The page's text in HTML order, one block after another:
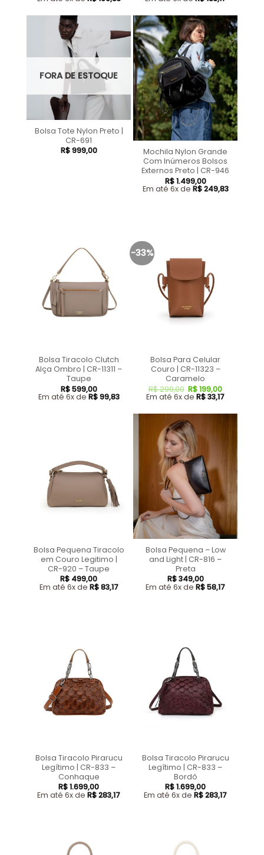
FORA DE ESTOQUE
Bolsa Tote Nylon Preto |
CR-691
R$999,00
Mochila Nylon Grande
Com Inúmeros Bolsos
Externos Preto | CR-946
R$1.499,00
Em até 6x de R$249,83
Bolsa Tiracolo Clutch
Alça Ombro | CR-11311 –
Taupe
R$599,00
Em até 6x de R$99,83
-33%
Bolsa Para Celular
Couro | CR-11323 –
Caramelo
R$299,00 R$199,00
Em até 6x de R$33,17
Bolsa Pequena Tiracolo
em Couro Legitimo |
CR-920 – Taupe
R$ 499,00
Em até 6x de R$83,17
Bolsa Pequena – Low
and Light | CR-816 –
Preta
R$349,00
Em até 6x de R$58,17
Bolsa Tiracolo Pirarucu
Legítimo | CR-833 –
Conhaque
R$1.699,00
Em até 6x de R$283,17
Bolsa Tiracolo Pirarucu
Legítimo | CR-833 –
Bordô
R$1.699,00
Em até 6x de R$283,17